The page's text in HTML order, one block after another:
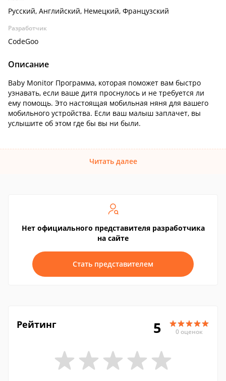
Русский, Английский, Немецкий, Французский
Разработчик
CodeGoo
Описание
Baby Monitor Программа, которая поможет вам быстро
узнавать, если ваше дитя проснулось и не требуется ли
ему помощь. Это настоящая мобильная няня для вашего
мобильного устройства. Если ваш малыш заплачет, вы
услышите об этом где бы вы ни были.
Читать далее
Нет официального представителя разработчика
на сайте
Стать представителем
Рейтинг 5 0 оценок